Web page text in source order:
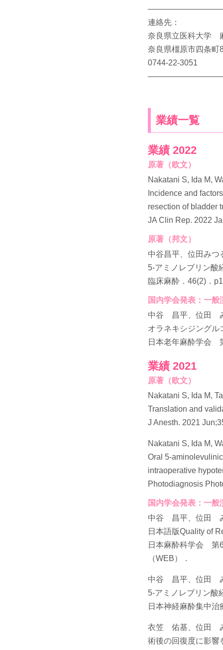
連絡先：
奈良県立医科大学
奈良県橿原市四条町
0744-22-3051
業績一覧
業績 2022
原著（欧文）
Nakatani S, Ida M,
Incidence and
resection of bladder
JA Clin Rep. 2022
原著（邦文）
中谷昌平、位田みつ
5-アミノレブリン酸
臨床麻酔．46(2)．
国内学会発表：一般
中谷 昌平、位田
オラネキシジングル
日本老年麻酔学会
業績 2021
原著（欧文）
Nakatani S, Ida M,
Translation and
J Anesth. 2021
Nakatani S, Ida M,
Oral 5-
intraoperative
Photodiagnosis
国内学会発表：一般
中谷 昌平、位田
日本語版Quality of
日本麻酔科学会 第
（WEB）．
中谷 昌平、位田
5-アミノレブリン酸
日本神経麻酔集中
衣笠 佑基、位田
術後の回復度に影響